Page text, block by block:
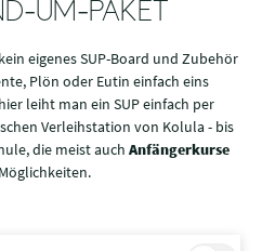
UM-PAKET
eigenes SUP-Board und Zubehör
Plön oder Eutin einfach eins
leiht man ein SUP einfach per
Verleihstation von Kolula - bis
die meist auch Anfängerkurse